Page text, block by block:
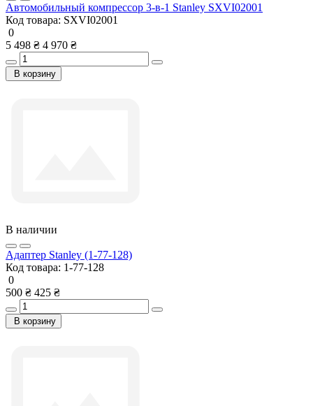
Автомобильный компрессор 3-в-1 Stanley SXVI02001
Код товара: SXVI02001
0
5 498 ₴ 4 970 ₴
В корзину
В наличии
Адаптер Stanley (1-77-128)
Код товара: 1-77-128
0
500 ₴ 425 ₴
В корзину